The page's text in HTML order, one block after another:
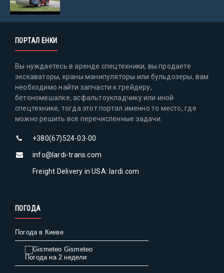
ПОРТАЛ ЕНКИ
Вы нуждаетесь в аренде спецтехники, вы продаете
экскаваторы, краны манипуляторы или бульдозеры, вам
необходимо найти запчасти к грейдеру,
бетономешалке, асфальтоукладчику или иной
спецтехнике, тогда этот портал именно то место, где
можно решить все перечисленные задачи.
+380(67)524-03-00
info@lardi-trans.com
Freight Delivery in USA: lardi.com
ПОГОДА
Погода в Киеве
Gismeteo
Погода на 2 недели